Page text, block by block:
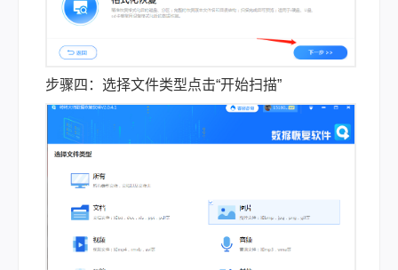
步骤四：选择文件类型点击“开始扫描”